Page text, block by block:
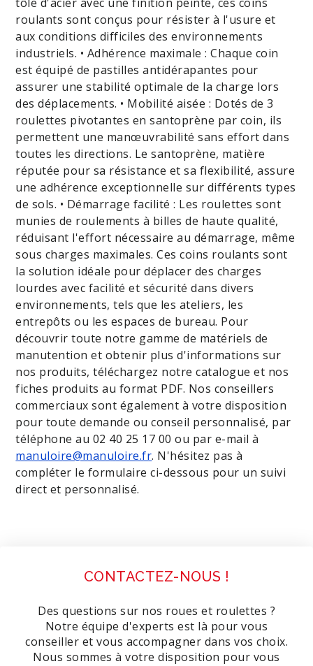
roulants sont conçus pour résister à l'usure et
aux conditions difficiles des environnements
industriels. • Adhérence maximale : Chaque coin
est équipé de pastilles antidérapantes pour
assurer une stabilité optimale de la charge lors
des déplacements. • Mobilité aisée : Dotés de 3
roulettes pivotantes en santoprène par coin, ils
permettent une manœuvrabilité sans effort dans
toutes les directions. Le santoprène, matière
réputée pour sa résistance et sa flexibilité, assure
une adhérence exceptionnelle sur différents types
de sols. • Démarrage facilité : Les roulettes sont
munies de roulements à billes de haute qualité,
réduisant l'effort nécessaire au démarrage, même
sous charges maximales. Ces coins roulants sont
la solution idéale pour déplacer des charges
lourdes avec facilité et sécurité dans divers
environnements, tels que les ateliers, les
entrepôts ou les espaces de bureau. Pour
découvrir toute notre gamme de matériels de
manutention et obtenir plus d'informations sur
nos produits, téléchargez notre catalogue et nos
fiches produits au format PDF. Nos conseillers
commerciaux sont également à votre disposition
pour toute demande ou conseil personnalisé, par
téléphone au 02 40 25 17 00 ou par e-mail à
manuloire@manuloire.fr. N'hésitez pas à
compléter le formulaire ci-dessous pour un suivi
direct et personnalisé.
CONTACTEZ-NOUS !
Des questions sur nos roues et roulettes ?
Notre équipe d'experts est là pour vous
conseiller et vous accompagner dans vos choix.
Nous sommes à votre disposition pour vous